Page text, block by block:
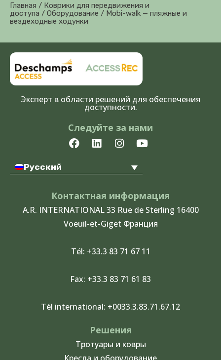
Главная / Коврики для передвижения и
доступа / Оборудование / Mobi-walk — пляжные и
вездеходные ходунки
Эксперт в области решений для обеспечения
доступности.
Следуйте за нами
F
a
e
o
o
k
L
k
d
i
n
I
t
g
r
a
m
Y
t
b
e
Русский
Контактная информация
A.R. INTERNATIONAL 33 Rue de Sterling 16400
Voeuil-et-Giget Франция
Tél: +33.3 83 71 67 11
Fax: +33.3 83 71 61 83
Tél international: +0033.3.83.71.67.12
Решения
Тротуары и ковры